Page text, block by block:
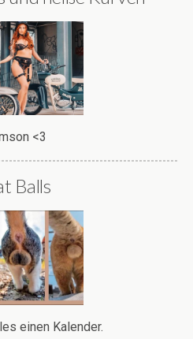
<3
Balls
einen Kalender.